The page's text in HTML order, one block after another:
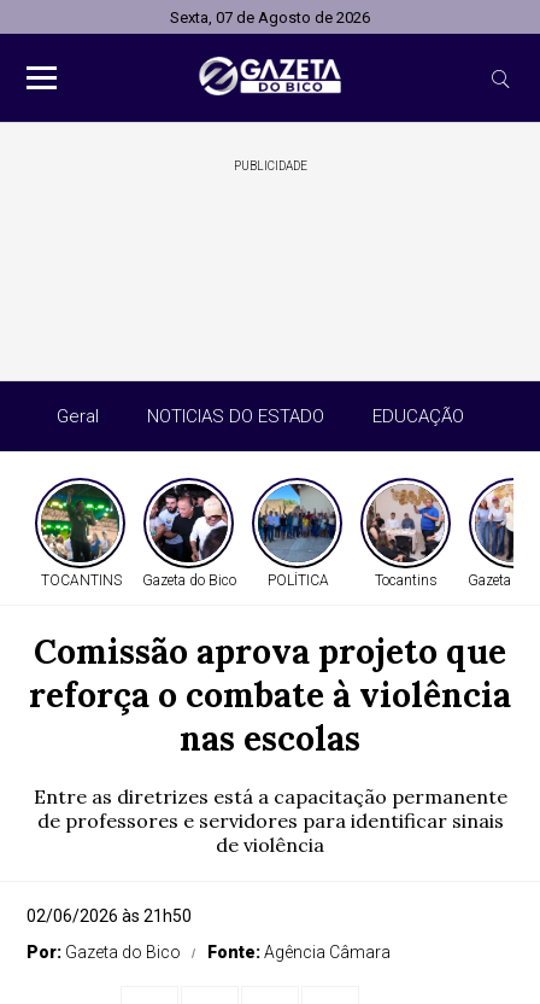
Sexta, 07 de Agosto de 2026
PUBLICIDADE
Geral NOTICIAS DO ESTADO EDUCAÇÃO
TOCANTINS Gazeta do Bico POLÍTICA Tocantins Gazeta do
Comissão aprova projeto que
reforça o combate à violência
nas escolas
Entre as diretrizes está a capacitação permanente
de professores e servidores para identificar sinais
de violência
02/06/2026 às 21h50
Por: Gazeta do Bico Fonte:Agência Câmara